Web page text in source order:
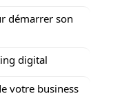
démarrer son
digital
votre business